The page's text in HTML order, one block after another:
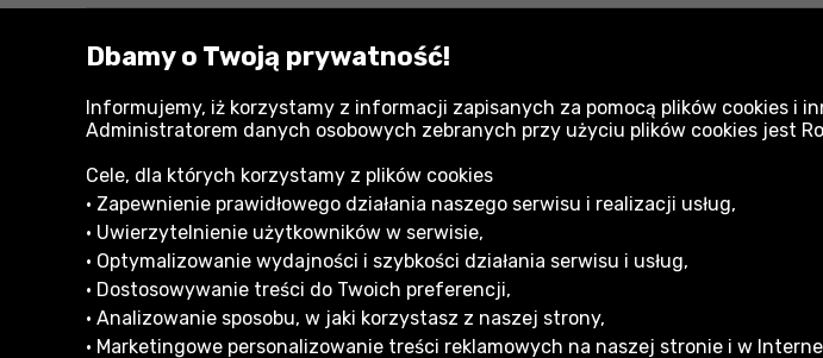
Zobacz również:
Złączki pneumatyczne Neo
Osprzęt do pneumatyki Neo
Osprzęt systemowy Neo
Elektronarzędzia -
Informacje dla Klienta
Formy płatności Reklamacja gwarancyjna
Dbamy o Twoją prywatność!
Informujemy, iż korzystamy z informacji zapisanych za pomocą plików cookies i
Administratorem danych osobowych zebranych przy użyciu plików cookies jest
Cele, dla których korzystamy z plików cookies
• Zapewnienie prawidłowego działania naszego serwisu i realizacji usług,
• Uwierzytelnienie użytkowników w serwisie,
• Optymalizowanie wydajności i szybkości działania serwisu i usług,
• Dostosowywanie treści do Twoich preferencji,
• Analizowanie sposobu, w jaki korzystasz z naszej strony,
• Marketingowe personalizowanie treści reklamowych na naszej stronie i w